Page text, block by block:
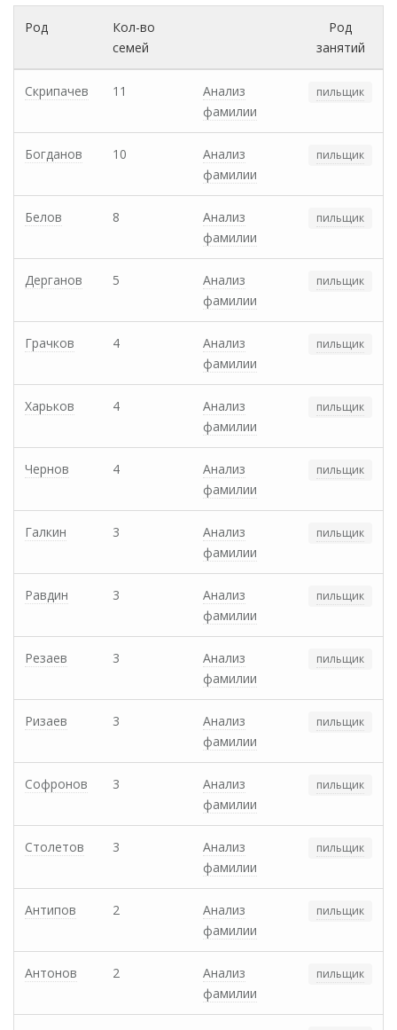
Род
Кол-во
семей
Род
занятий
Скрипачев 11
Анализ
фамилии
пильщик
Богданов 10
Анализ
фамилии
пильщик
Белов 8
Анализ
фамилии
пильщик
Дерганов 5
Анализ
фамилии
пильщик
Грачков 4
Анализ
фамилии
пильщик
Харьков 4
Анализ
фамилии
пильщик
Чернов 4
Анализ
фамилии
пильщик
Галкин 3
Анализ
фамилии
пильщик
Равдин 3
Анализ
фамилии
пильщик
Резаев 3
Анализ
фамилии
пильщик
Ризаев 3
Анализ
фамилии
пильщик
Софронов 3
Анализ
фамилии
пильщик
Столетов 3
Анализ
фамилии
пильщик
Антипов 2
Анализ
фамилии
пильщик
Антонов 2
Анализ
фамилии
пильщик